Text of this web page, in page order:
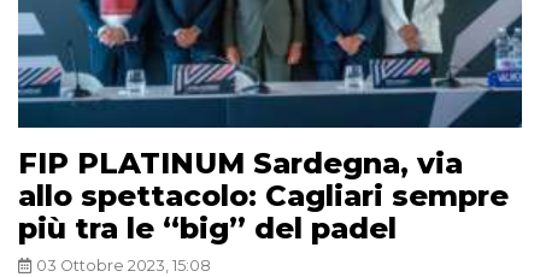
FIP PLATINUM Sardegna, via
allo spettacolo: Cagliari sempre
più tra le “big” del padel
03 Ottobre 2023, 15:08